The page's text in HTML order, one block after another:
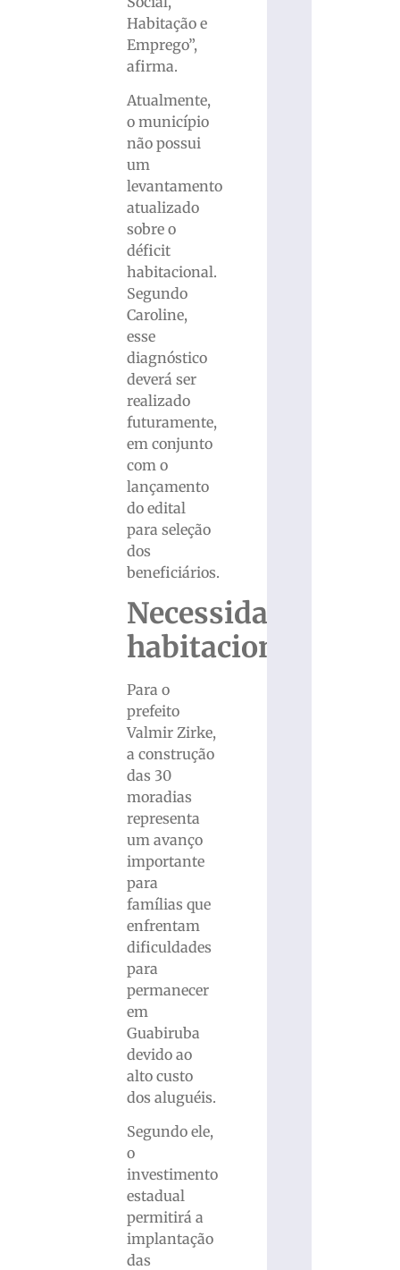
Habitação e
Emprego”,
afirma.
Atualmente,
o município
não possui
um
levantamento
atualizado
sobre o
déficit
habitacional.
Segundo
Caroline,
esse
diagnóstico
deverá ser
realizado
futuramente,
em conjunto
com o
lançamento
do edital
para seleção
dos
beneficiários.
Necessidade
habitacional
Para o
prefeito
Valmir Zirke,
a construção
das 30
moradias
representa
um avanço
importante
para
famílias que
enfrentam
dificuldades
para
permanecer
em
Guabiruba
devido ao
alto custo
dos aluguéis.
Segundo ele,
o
investimento
estadual
permitirá a
implantação
das